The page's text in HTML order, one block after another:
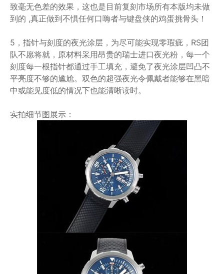
致毫无色差的效果，这也是目前复刻市场所有本版均未做
到的 ,真正做到不惧任何口嗨者与键盘侠的鸡蛋挑骨头！
5，指针与刻度的夜光涂层，为尽可能实现零瑕疵，RS团
队不愿将就，原材料采用昂贵的瑞士进口夜光粉，每一个
刻度每一根指针都通过手工填充，避免了夜光涂层凹凸不
平亮度不够的尴尬。双色的超强夜光令佩戴者能够在黑暗
中或能见度低的情况下也能清晰读时。
实拍细节图展示：